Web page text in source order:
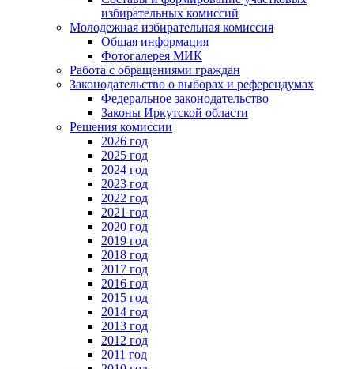
избирательных комиссий
Молодежная избирательная комиссия
Общая информация
Фотогалерея МИК
Работа с обращениями граждан
Законодательство о выборах и референдумах
Федеральное законодательство
Законы Иркутской области
Решения комиссии
2026 год
2025 год
2024 год
2023 год
2022 год
2021 год
2020 год
2019 год
2018 год
2017 год
2016 год
2015 год
2014 год
2013 год
2012 год
2011 год